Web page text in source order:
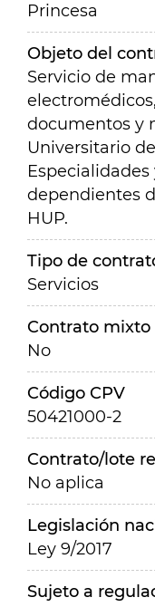
Princesa
Objeto del
Servicio de
documentos y
Universitario
Especialidades
dependientes
HUP.
Tipo de
Servicios
Contrato mixto
No
Código CPV
50421000-2
Contrato/lote
No aplica
Legislación
Ley 9/2017
Sujeto a